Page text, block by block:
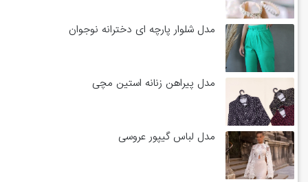
مدل شلوار پارچه ای دخترانه نوجوان
مدل پیراهن زنانه استین مچی
مدل لباس گیپور عروسی